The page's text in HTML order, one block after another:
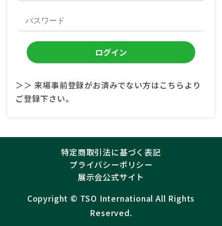
＞＞ 来場事前登録がお済みでない方はこちらより
ご登録下さい。
特定商取引法に基づく表記
プライバシーポリシー
展示会公式サイト
Copyright ©︎ TSO International All Rights
Reserved.